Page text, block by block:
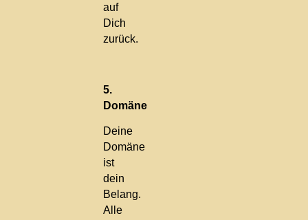
auf
Dich
zurück.
5.
Domäne
Deine
Domäne
ist
dein
Belang.
Alle